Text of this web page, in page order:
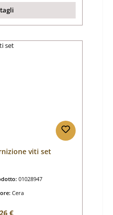
viti set
01028947
Cera
normale:
€